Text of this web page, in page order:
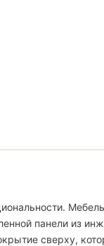
панели из
сверху,